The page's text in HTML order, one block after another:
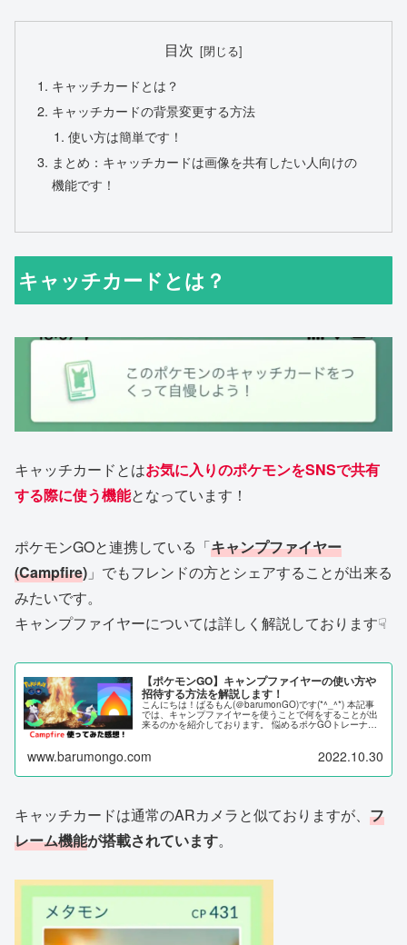
目次
キャッチカードとは？
キャッチカードの背景変更する方法
使い方は簡単です！
まとめ：キャッチカードは画像を共有したい人向けの
機能です！
キャッチカードとは？
キャッチカードとはお気に入りのポケモンをSNSで共有
する際に使う機能となっています！
ポケモンGOと連携している「キャンプファイヤー
(Campfire) 」でもフレンドの方とシェアすることが出来る
みたいです。
キャンプファイヤーについては詳しく解説しております☟
【ポケモンGO】キャンプファイヤーの使い方や
招待する方法を解説します！
こんにちは！ばるもん(＠barumonGO)です(*^_^*) 本記事
では、キャンプファイヤーを使うことで何をすることが出
来るのかを紹介しております。 悩めるポケGOトレーナー
www.barumongo.com 2022.10.30
キャッチカードは通常のARカメラと似ておりますが、 フ
レーム機能が搭載されています。